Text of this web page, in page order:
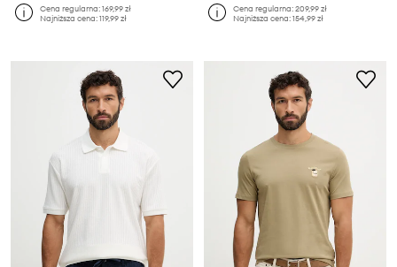
Cena regularna:169,99 zł
Najniższa cena:119,99 zł
Cena regularna:209,99 zł
Najniższa cena:154,99 zł